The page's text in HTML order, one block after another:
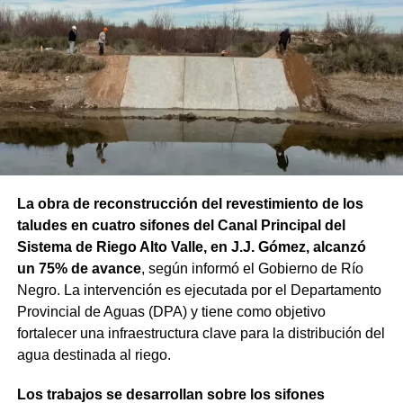
cubierto durante la noche, con vientos del este de hasta
20 km/h y ráfagas de 35 km/h.
Finalmente,el sábado (15/08) será la jornada más
templada del período, con una máxima de 14°C y una
mínima de 2°C. El cielo permanecerá cubierto durante el
día y la noche, mientras que el viento será más leve, con
17 km/h durante el día y 8 km/h durante la noche.
La obra de reconstrucción del revestimiento de los
taludes en cuatro sifones del Canal Principal del
Sistema de Riego Alto Valle, en J.J. Gómez, alcanzó
un 75% de avance, según informó el Gobierno de Río
Negro. La intervención es ejecutada por el Departamento
Provincial de Aguas (DPA) y tiene como objetivo
fortalecer una infraestructura clave para la distribución del
agua destinada al riego.
Los trabajos se desarrollan sobre los sifones